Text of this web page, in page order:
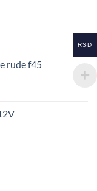
rude f45
RSD